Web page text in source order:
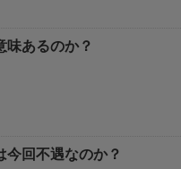
味あるのか？
今回不遇なのか？